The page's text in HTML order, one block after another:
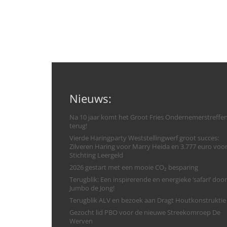
Nieuws:
Na 10 jaar komt het Groot Fries
terug!
Vierde Haringparty Weststellingwerf groot succes:
Zilveren Haring voor Marry Heida en 3.777 euro voor
Stichting Leergeld
2026 gestart met een mooie CO₂ besparing
Terugblik: Een inspirerende en energieke ‘safari’ door
Jumbo de Jong!
Terugblik ALV en bezoek aan Dragt Houtkonstruktie
Gezocht lid PBO voor de nieuwe Streekomroep De
Werven